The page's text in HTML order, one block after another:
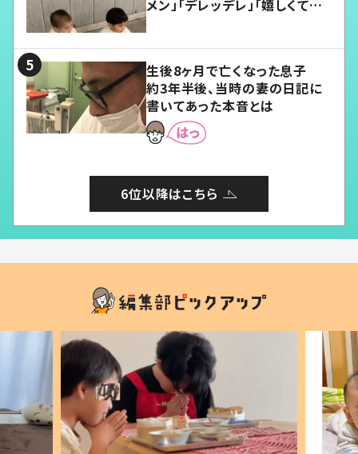
メン」「デレッデレ」「嬉しくて可
生後8ヶ月で亡くなった息子
約3年半後、当時の妻の日記に
書いてあった本音とは
6位以降はこちら